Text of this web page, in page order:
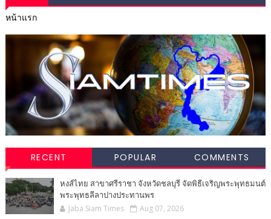
หน้าแรก
RECENT POPULAR COMMENTS
หงส์ไทย สาขาศรีราชา จังหวัดชลบุรี จัดพิธีเจริญพระพุทธมนต์
พระพุทธลีลาปางประทานพร
Jaba Siam Times Aug 07, 2026